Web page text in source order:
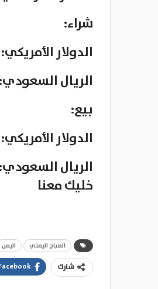
شراء:
الدولار الأمريكي: 559
الريال السعودي: 148,3
بيع:
الدولار الأمريكي: 560
الريال السعودي: 148,7
خليك معنا
الصباح اليمني اليمن
شارك